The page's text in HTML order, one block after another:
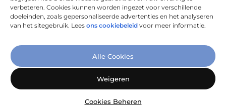
verbeteren. Cookies kunnen worden ingezet voor verschillende
doeleinden, zoals gepersonaliseerde advertenties en het analyseren
van het sitegebruik. Lees ons cookiebeleid voor meer informatie.
Alle Cookies
Weigeren
Cookies Beheren
Verbind Artikelen, Deel Inzichten
vandaag nog!